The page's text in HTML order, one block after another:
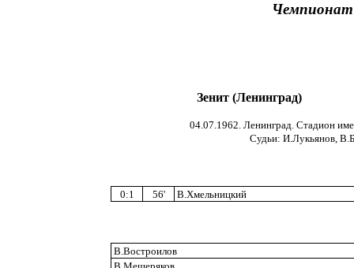
Зенит (Ленинград)
04.07.1962. Ленинград. Стадион
Cудьи: И.Лукьянов,
0:1 56' В.Хмельницкий
В.Востроилов